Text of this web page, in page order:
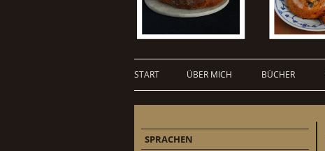
START ÜBER MICH BÜCHER
SPRACHEN